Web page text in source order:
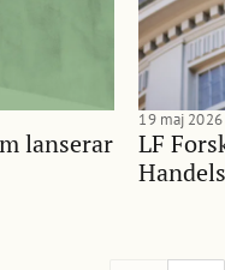
lanserar
LF
19 maj 2026